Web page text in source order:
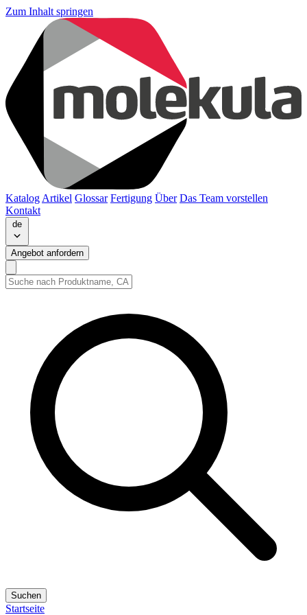
Zum Inhalt springen
Katalog Artikel Glossar Fertigung Über Das Team vorstellen
Kontakt
de
Angebot anfordern
Suchen
Startseite